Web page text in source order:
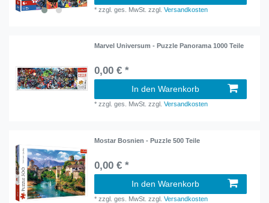
*zzgl. ges. MwSt. zzgl.Versandkosten
Marvel Universum - Puzzle Panorama 1000 Teile
0,00 € *
In den Warenkorb
*zzgl. ges. MwSt. zzgl.Versandkosten
Mostar Bosnien - Puzzle 500 Teile
0,00 € *
In den Warenkorb
*zzgl. ges. MwSt. zzgl.Versandkosten